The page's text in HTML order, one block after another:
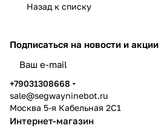
Назад к списку
Подписаться на новости и акции
+79031308668
sale@segwayninebot.ru
Москва 5-я Кабельная 2С1
Интернет-магазин